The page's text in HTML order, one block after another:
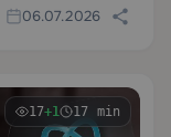
06.07.2026
17+1 17 min